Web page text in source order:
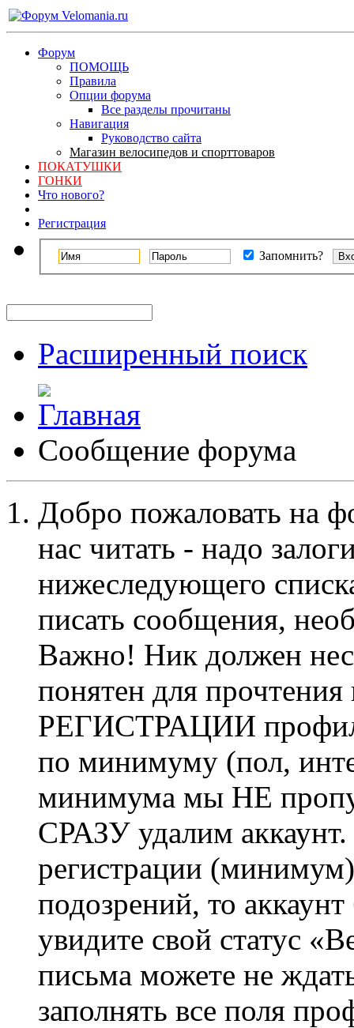
Форум
ПОМОЩЬ
Правила
Опции форума
Все разделы прочитаны
Навигация
Руководство сайта
Магазин велосипедов и спорттоваров
ПОКАТУШКИ
ГОНКИ
Что нового?
Регистрация
Запомнить?
Расширенный поиск
Сообщение форума
Добро пожаловать на
нас читать - надо
нижеследующего
писать сообщения,
Важно! Ник должен
понятен для
РЕГИСТРАЦИИ профиль
по минимуму (пол,
минимума мы НЕ
СРАЗУ удалим
регистрации
подозрений, то
увидите свой статус
письма можете не
заполнять все поля